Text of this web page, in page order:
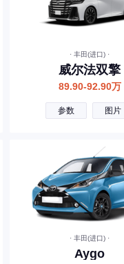
· 丰田(进口) ·
威尔法双擎
89.90-92.90万
参数 图片
· 丰田(进口) ·
Aygo